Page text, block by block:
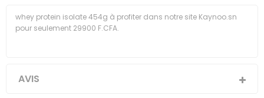
whey protein isolate 454g à profiter dans notre site Kaynoo.sn
pour seulement 29900 F.CFA.
AVIS